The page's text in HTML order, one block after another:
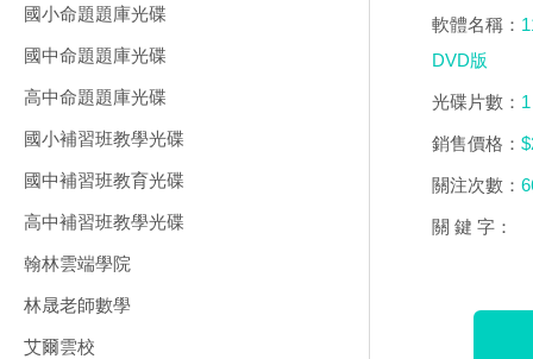
國小命題題庫光碟
國中命題題庫光碟
高中命題題庫光碟
國小補習班教學光碟
國中補習班教育光碟
高中補習班教學光碟
翰林雲端學院
林晟老師數學
艾爾雲校
軟體名稱：
DVD版
光碟片數： 1
銷售價格：
關注次數：
關 鍵 字：